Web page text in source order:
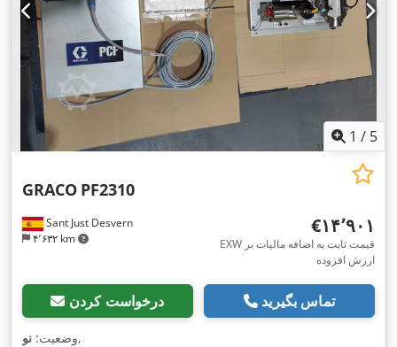
1 / 5
Sant Just Desvern
۴٬۶۳۲ km
GRACO PF2310
‎€۱۴٬۹۰۱
EXW قیمت ثابت به اضافه مالیات بر
ارزش افزوده
درخواست کردن تماس بگیرید
وضعیت: نو ,